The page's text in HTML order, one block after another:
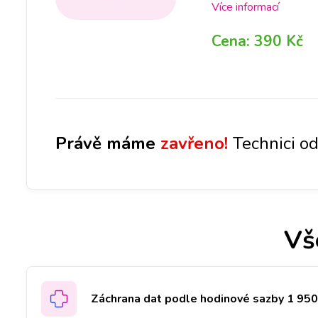
případě je, v rámci
Následně, po jejím
Více informací
Cena: 390 Kč
Právě máme zavřeno! Technici
Záchrana dat podle hodinové sazby 1 950